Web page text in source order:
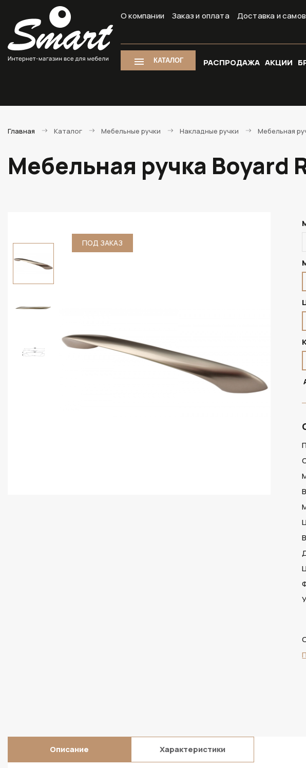
О компании Заказ и оплата Доставка и
КАТАЛОГ РАСПРОДАЖА АКЦИИ
Главная Каталог Мебельные ручки Накладные ручки Мебельная
Мебельная ручка Boyard
ПОД ЗАКАЗ
Описание Характеристики